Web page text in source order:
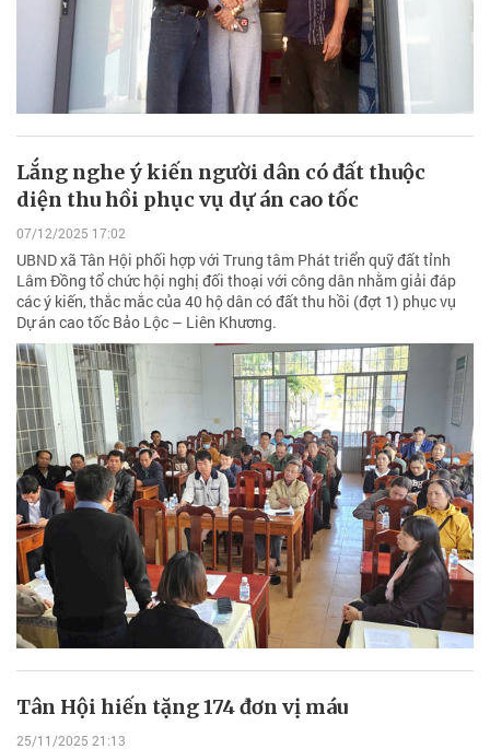
Lắng nghe ý kiến người dân có đất thuộc
diện thu hồi phục vụ dự án cao tốc
07/12/2025 17:02
UBND xã Tân Hội phối hợp với Trung tâm Phát triển quỹ đất tỉnh
Lâm Đồng tổ chức hội nghị đối thoại với công dân nhằm giải đáp
các ý kiến, thắc mắc của 40 hộ dân có đất thu hồi (đợt 1) phục vụ
Dự án cao tốc Bảo Lộc – Liên Khương.
Tân Hội hiến tặng 174 đơn vị máu
25/11/2025 21:13